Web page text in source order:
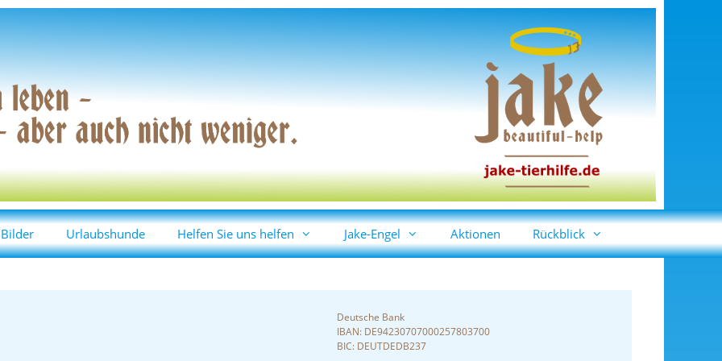
Bilder Urlaubshunde Helfen Sie uns helfen Jake-Engel Aktionen Rückblick
Deutsche Bank
IBAN: DE94230707000257803700
BIC: DEUTDEDB237